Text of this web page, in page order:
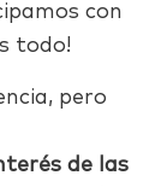
con
todo!
pero
de las